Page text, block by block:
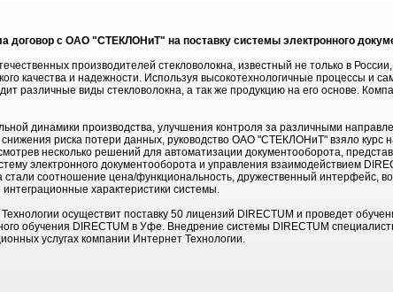
договор с ОАО "СТЕКЛОНиТ" на поставку системы электронного
производителей стекловолокна, известный не только в
качества и надежности. Используя высокотехнологичные процессы и
различные виды стекловолокна, а так же продукцию на его основе.
динамики производства, улучшения контроля за различными
риска потери данных, руководство ОАО "СТЕКЛОНиТ" взяло курс
несколько решений для автоматизации документооборота,
электронного документооборота и управления взаимодействием
соотношение цена/функциональность, дружественный интерфейс,
характеристики системы.
осуществит поставку 50 лицензий DIRECTUM и проведет
обучения DIRECTUM в Уфе. Внедрение системы DIRECTUM
услугах компании Интернет Технологии.